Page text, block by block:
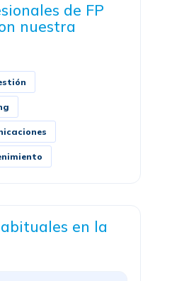
de FP
nuestra
en la